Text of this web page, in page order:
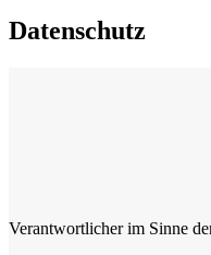
Datenschutz
Verantwortlicher im Sinne